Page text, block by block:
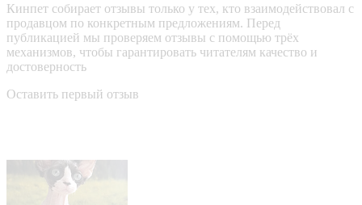
Кинпет собирает отзывы только у тех, кто взаимодействовал с
продавцом по конкретным предложениям. Перед
публикацией мы проверяем отзывы с помощью трёх
механизмов, чтобы гарантировать читателям качество и
достоверность
Оставить первый отзыв